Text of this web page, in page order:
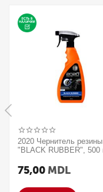
2020 Чернитель резины
"BLACK RUBBER", 500
75,00 MDL